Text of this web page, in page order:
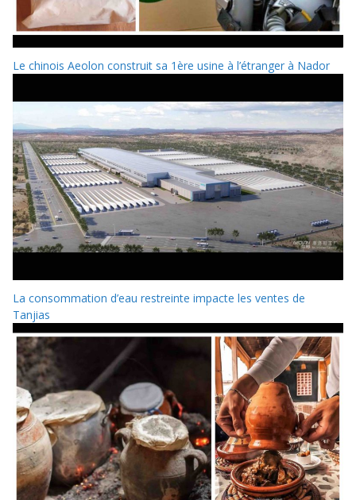
Le chinois Aeolon construit sa 1ère usine à l’étranger à Nador
La consommation d’eau restreinte impacte les ventes de
Tanjias